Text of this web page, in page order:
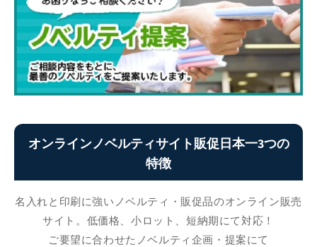
オンラインノベルティサイト販促日本一3つの
特徴
名入れと印刷に強いノベルティ・販促品のオンライン販売
サイト。低価格、小ロット、短納期にて対応！
ご要望に合わせたノベルティ企画・提案にて